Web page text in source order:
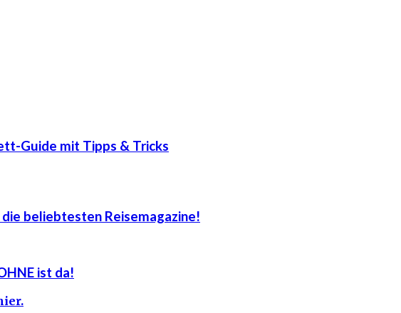
Guide mit Tipps & Tricks
beliebtesten Reisemagazine!
ist da!